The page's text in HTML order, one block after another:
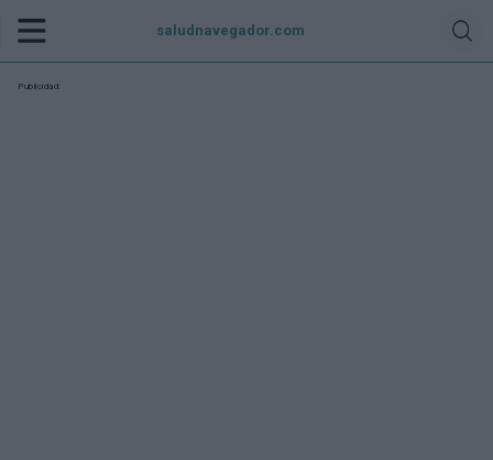
saludnavegador.com
Publicidad: